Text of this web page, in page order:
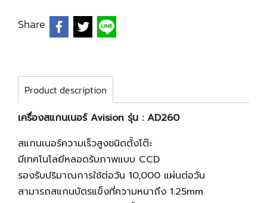
Share
Product description
เครื่องสแกนเนอร์ Avision รุ่น : AD260
สแกนเนอร์ความเร็วสูงชนิดตั้งโต๊ะ
มีเทคโนโลยีหลอดรับภาพแบบ CCD
รองรับปริมาณการใช้ต่อวัน 10,000 แผ่นต่อวัน
สามารถสแกนบัตรแข็งที่ความหนาถึง 1.25mm